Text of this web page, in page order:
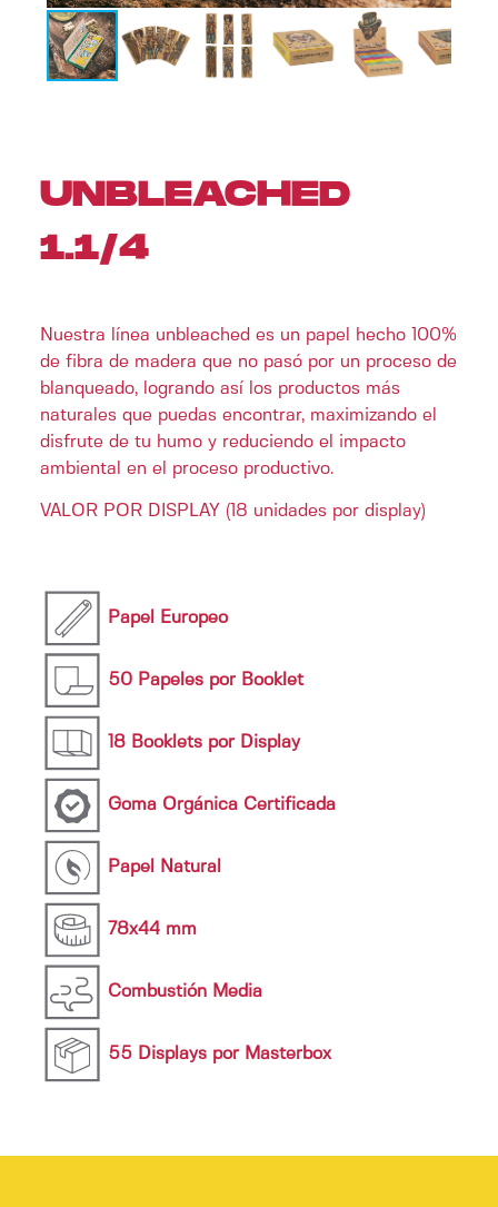
UNBLEACHED
1.1/4
Nuestra línea unbleached es un papel hecho 100%
de fibra de madera que no pasó por un proceso de
blanqueado, logrando así los productos más
naturales que puedas encontrar, maximizando el
disfrute de tu humo y reduciendo el impacto
ambiental en el proceso productivo.
VALOR POR DISPLAY (18 unidades por display)
Papel Europeo
50 Papeles por Booklet
18 Booklets por Display
Goma Orgánica Certificada
Papel Natural
78x44 mm
Combustión Media
55 Displays por Masterbox